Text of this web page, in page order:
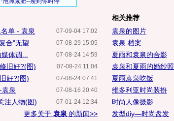
07-09-04 17:02
单 - 袁泉
07-08-29 15:05
合"无望
07-08-24 14:59
体调...
07-08-24 11:04
旧好?(图)
07-08-24 07:41
好?(图)
07-08-16 20:40
泉
07-01-24 12:34
注人物(图)
更多关于 袁泉 的新闻>>
相关推荐
袁泉的图片
袁泉 档案
夏雨和袁泉的合影
袁泉和夏雨的婚纱照
夏雨袁泉吃饭
维多利亚时尚装扮
时尚人像摄影
发型diy—时尚盘发